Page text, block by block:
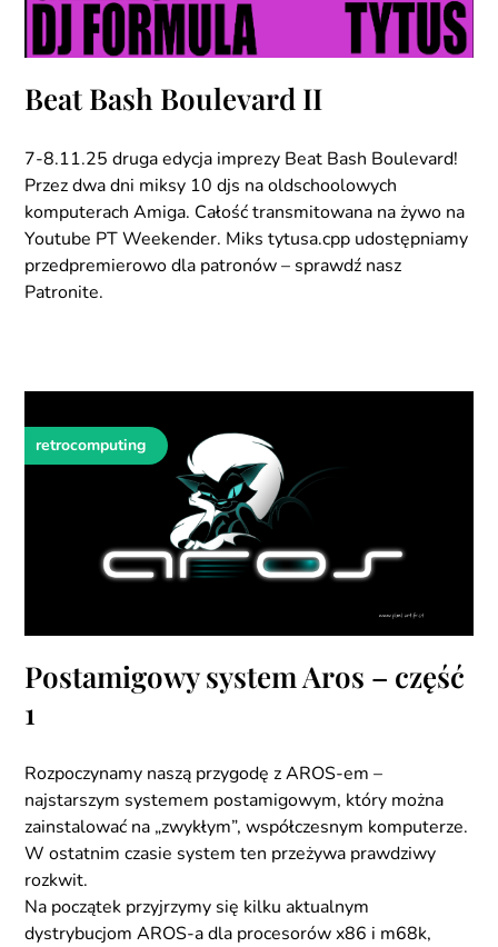
Beat Bash Boulevard II
7-8.11.25 druga edycja imprezy Beat Bash Boulevard!
Przez dwa dni miksy 10 djs na oldschoolowych
komputerach Amiga. Całość transmitowana na żywo na
Youtube PT Weekender. Miks tytusa.cpp udostępniamy
przedpremierowo dla patronów – sprawdź nasz
Patronite.
retrocomputing
Postamigowy system Aros – część
1
Rozpoczynamy naszą przygodę z AROS-em –
najstarszym systemem postamigowym, który można
zainstalować na „zwykłym”, współczesnym komputerze.
W ostatnim czasie system ten przeżywa prawdziwy
rozkwit.
Na początek przyjrzymy się kilku aktualnym
dystrybucjom AROS-a dla procesorów x86 i m68k,